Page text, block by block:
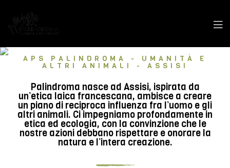
APS PALINDROMA - UMANITÀ E
ALTRI ANIMALI - ASSISI
Palindroma nasce ad Assisi, ispirata da
un’etica laica francescana, ambisce a creare
un piano di reciproca influenza fra l’uomo e gli
altri animali. Ci impegniamo profondamente in
etica ed ecologia, con la convinzione che le
nostre azioni debbano rispettare e onorare la
natura e l’intera creazione.